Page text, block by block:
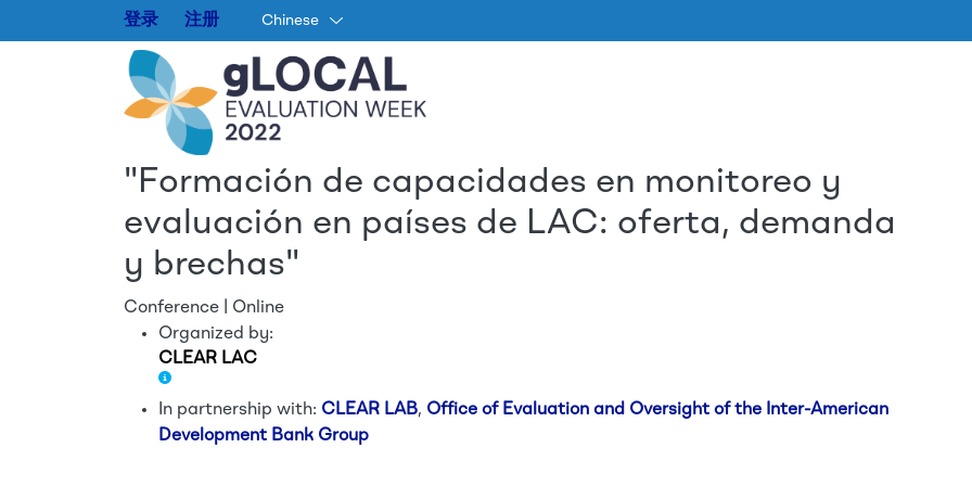
Skip to main content
登录 注册 Chinese
"Formación de capacidades en monitoreo y
evaluación en países de LAC: oferta, demanda
y brechas"
Conference | Online
Organized by:
CLEAR LAC
In partnership with: CLEAR LAB, Office of Evaluation and Oversight of the Inter-American
Development Bank Group